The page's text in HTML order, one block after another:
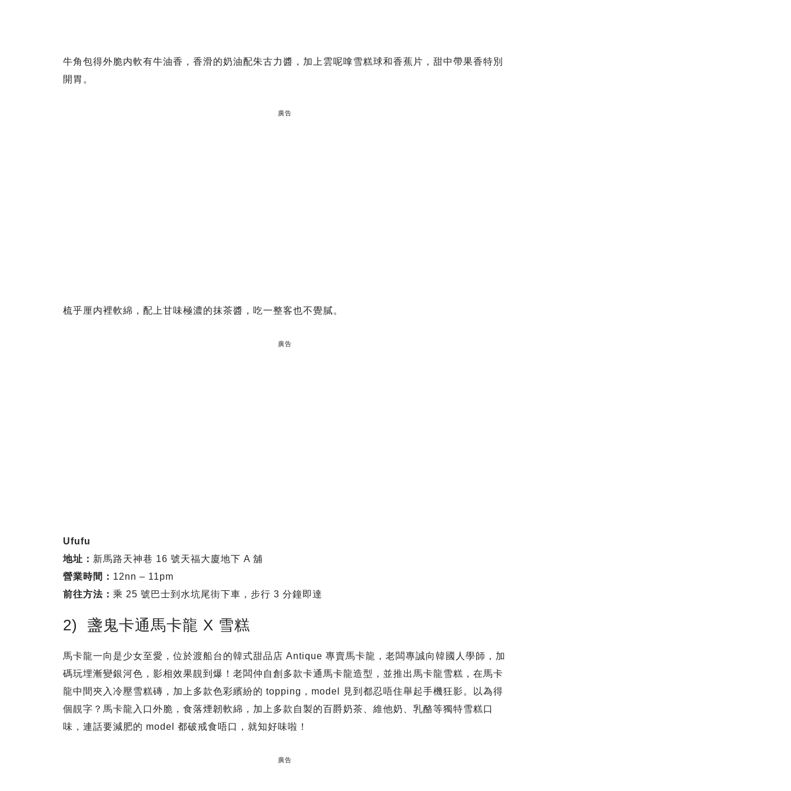
牛角包得外脆内軟有牛油香，香滑的奶油配朱古力醬，加上雲呢嗱雪糕球和香蕉片，甜中帶果香特別
開胃。
廣告
梳乎厘内裡軟綿，配上甘味極濃的抹茶醬，吃一整客也不覺膩。
廣告
Ufufu
地址： 新馬路天神巷 16 號天福大廈地下 A 舖
營業時間： 12nn – 11pm
前往方法： 乘 25 號巴士到水坑尾街下車，步行 3 分鐘即達
2) 盞鬼卡通馬卡龍 X 雪糕
馬卡龍一向是少女至愛，位於渡船台的韓式甜品店 Antique 專賣馬卡龍，老闆專誠向韓國人學師，加
碼玩埋漸變銀河色，影相效果靚到爆！老闆仲自創多款卡通馬卡龍造型，並推出馬卡龍雪糕，在馬卡
龍中間夾入冷壓雪糕磚，加上多款色彩繽紛的 topping，model 見到都忍唔住舉起手機狂影。以為得
個靚字？馬卡龍入口外脆，食落煙韌軟綿，加上多款自製的百爵奶茶、維他奶、乳酪等獨特雪糕口
味，連話要減肥的 model 都破戒食唔口，就知好味啦！
廣告